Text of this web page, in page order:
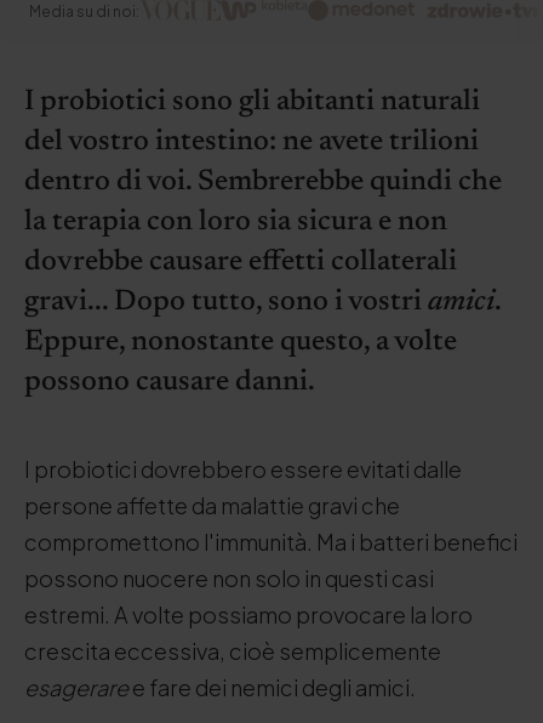
Media su di noi:
I probiotici sono gli abitanti naturali
del vostro intestino: ne avete trilioni
dentro di voi. Sembrerebbe quindi che
la terapia con loro sia sicura e non
dovrebbe causare effetti collaterali
gravi... Dopo tutto, sono i vostri amici.
Eppure, nonostante questo, a volte
possono causare danni.
I probiotici dovrebbero essere evitati dalle
persone affette da malattie gravi che
compromettono l'immunità. Ma i batteri benefici
possono nuocere non solo in questi casi
estremi. A volte possiamo provocare la loro
crescita eccessiva, cioè semplicemente
esageraree fare dei nemici degli amici.